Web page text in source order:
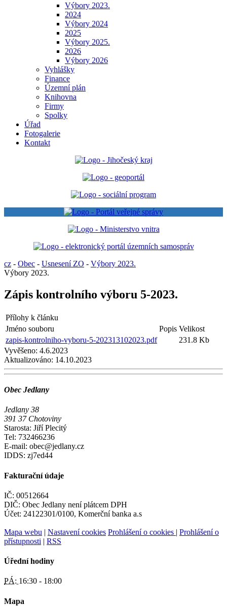
Výbory 2023.
2024
Výbory 2024
2025
Výbory 2025.
2026
Výbory 2026
Vyhlášky
Finance
Územní plán
Knihovna
Firmy
Spolky
Úřad
Fotogalerie
Kontakt
cz - Obec - Usnesení ZO - Výbory 2023.
Výbory 2023.
Zápis kontrolního výboru 5-2023.
Přílohy k článku
Jméno souboru
Popis Velikost
zapis-kontrolniho-vyboru-5-202313102023.pdf
231.8 Kb
Vyvěšeno: 4.6.2023
Aktualizováno: 14.10.2023
Obec Jedlany
Jedlany 38
391 37 Chotoviny
Starosta: Jiří Plecitý
Tel: 732466236
E-mail: obec@jedlany.cz
IDDS: zj7ed44
Fakturační údaje
IČ: 00512664
DIČ: Obec Jedlany není plátcem DPH
Účet: 24122301/0100, Komerční banka a.s
Mapa webu | Nastavení cookies Prohlášení o cookies | Prohlášení o
přístupnosti | RSS
Úřední hodiny
PÁ: 16:30 - 18:00
Mapa